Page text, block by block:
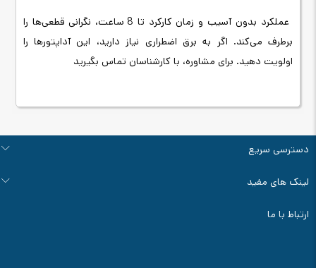
عملکرد بدون آسیب و زمان کارکرد تا 8 ساعت، نگرانی قطعی‌ها را
برطرف می‌کند. اگر به برق اضطراری نیاز دارید، این آداپتورها را
اولویت دهید. برای مشاوره، با کارشناسان تماس بگیرید
دسترسی سریع
راهنمای خرید
قوانین و مقررات
درباره ما
آرشیو اخبار و مقالات
تماس با ما
لینک های مفید
سوالات متداول
فروش ویژه سانورتر
ابزار محاسبه زمان برق دهی ups
ارتباط با ما